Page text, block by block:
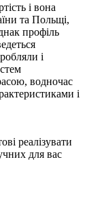
і вона
та Польщі,
профіль
і
водночас
і
реалізувати
для вас